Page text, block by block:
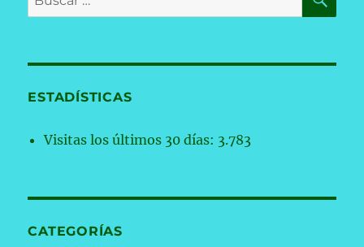
por:
ESTADÍSTICAS
Visitas los últimos 30 días: 3.783
CATEGORÍAS